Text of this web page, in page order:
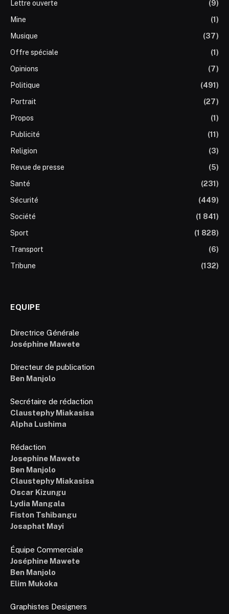
Lettre ouverte
(9)
Mine
(1)
Musique
(37)
Offre spéciale
(1)
Opinions
(7)
Politique
(491)
Portrait
(27)
Propos
(1)
Publicité
(11)
Religion
(3)
Revue de presse
(5)
Santé
(231)
Sécurité
(449)
Société
(1 841)
Sport
(1 828)
Transport
(6)
Tribune
(132)
EQUIPE
Directrice Générale
Joséphine Mawete
Directeur de publication
Ben Manjolo
Secrétaire de rédaction
Claustephy Miakasisa
Alpha Lushima
Rédaction
Josephine Mawete
Ben Manjolo
Claustephy Miakasisa
Oscar Kizungu
Lydia Mangala
Fiston Tshibangu
Josaphat Mayi
Équipe Commerciale
Joséphine Mawete
Ben Manjolo
Elim Mukoka
Graphistes Designers